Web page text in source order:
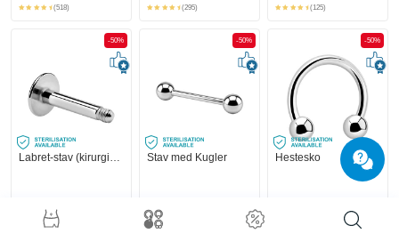
(518) (295) (125)
-50%
$0,90
-50%
Stav med Kugler
fra
-50%
Hestesko